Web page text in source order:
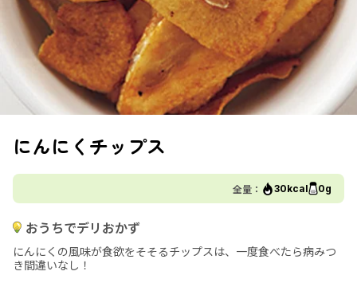
にんにくチップス
全量： 30kcal 0g
おうちでデリおかず
にんにくの風味が食欲をそそるチップスは、一度食べたら病みつ
き間違いなし！